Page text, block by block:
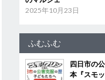
2025年10月23日
ふむふむ
四日市の
本『スモ